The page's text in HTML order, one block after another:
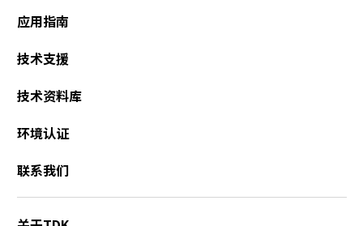
应用指南
技术支援
技术资料库
环境认证
联系我们